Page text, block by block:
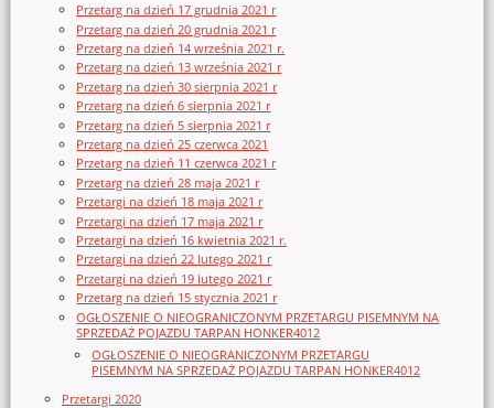
Przetarg na dzień 17 grudnia 2021 r
Przetarg na dzień 20 grudnia 2021 r
Przetarg na dzień 14 września 2021 r.
Przetarg na dzień 13 września 2021 r
Przetarg na dzień 30 sierpnia 2021 r
Przetarg na dzień 6 sierpnia 2021 r
Przetarg na dzień 5 sierpnia 2021 r
Przetarg na dzień 25 czerwca 2021
Przetarg na dzień 11 czerwca 2021 r
Przetarg na dzień 28 maja 2021 r
Przetargi na dzień 18 maja 2021 r
Przetargi na dzień 17 maja 2021 r
Przetargi na dzień 16 kwietnia 2021 r.
Przetargi na dzień 22 lutego 2021 r
Przetargi na dzień 19 lutego 2021 r
Przetarg na dzień 15 stycznia 2021 r
OGŁOSZENIE O NIEOGRANICZONYM PRZETARGU PISEMNYM NA
SPRZEDAŻ POJAZDU TARPAN HONKER4012
OGŁOSZENIE O NIEOGRANICZONYM PRZETARGU
PISEMNYM NA SPRZEDAŻ POJAZDU TARPAN HONKER4012
Przetargi 2020